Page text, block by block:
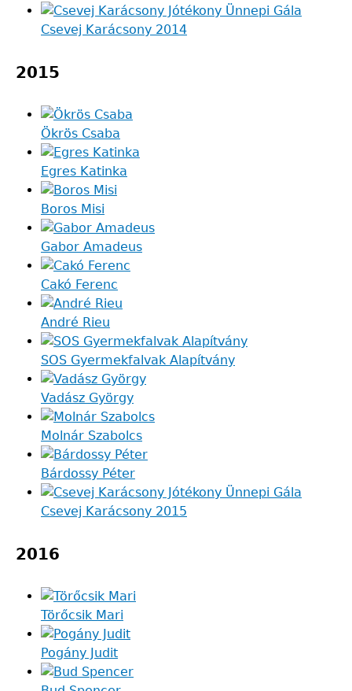
Csevej Karácsony 2014
2015
Ökrös Csaba
Egres Katinka
Boros Misi
Gabor Amadeus
Cakó Ferenc
André Rieu
SOS Gyermekfalvak Alapítvány
Vadász György
Molnár Szabolcs
Bárdossy Péter
Csevej Karácsony 2015
2016
Törőcsik Mari
Pogány Judit